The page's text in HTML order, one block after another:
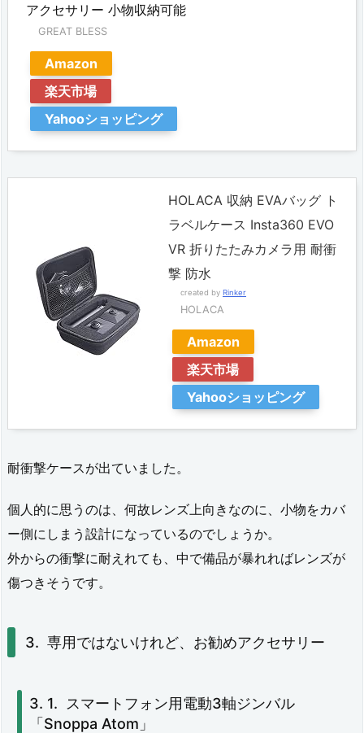
o
p
p
a
A
t
o
2.
グ
リ
き
一
4.
（蛇
足）
熱
策
アクセサリー 小物収納可能
GREAT BLESS
Amazon
楽天市場
Yahooショッピング
HOLACA 収納 EVAバッグ ト
ラベルケース Insta360 EVO
VR 折りたたみカメラ用 耐衝
撃 防水
created by Rinker
HOLACA
Amazon
楽天市場
Yahooショッピング
耐衝撃ケースが出ていました。
個人的に思うのは、何故レンズ上向きなのに、小物をカバ
ー側にしまう設計になっているのでしょうか。
外からの衝撃に耐えれても、中で備品が暴れればレンズが
傷つきそうです。
専用ではないけれど、お勧めアクセサリー
スマートフォン用電動3軸ジンバル
「Snoppa Atom」